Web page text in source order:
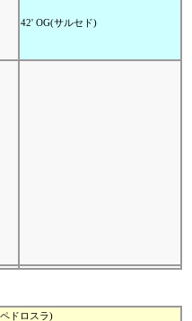
42' OG(サルセド)
ドロスラ)